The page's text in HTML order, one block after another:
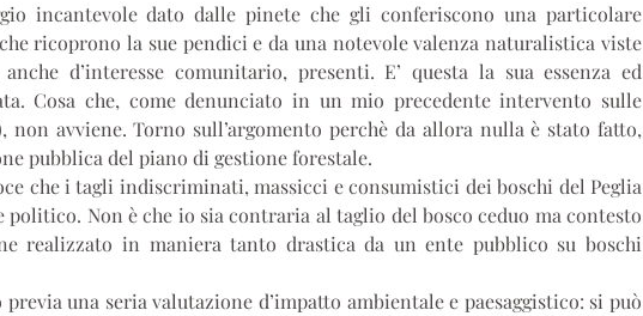
incantevole dato dalle pinete che gli conferiscono una particolare
ricoprono la sue pendici e da una notevole valenza naturalistica viste
d’interesse comunitario, presenti. E’ questa la sua essenza ed
Cosa che, come denunciato in un mio precedente intervento sulle
non avviene. Torno sull’argomento perchè da allora nulla è stato fatto,
pubblica del piano di gestione forestale.
che i tagli indiscriminati, massicci e consumistici dei boschi del Peglia
politico. Non è che io sia contraria al taglio del bosco ceduo ma contesto
realizzato in maniera tanto drastica da un ente pubblico su boschi
una seria valutazione d’impatto ambientale e paesaggistico: si può